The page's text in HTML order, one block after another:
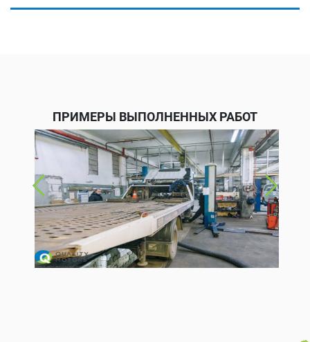
ПРИМЕРЫ ВЫПОЛНЕННЫХ РАБОТ